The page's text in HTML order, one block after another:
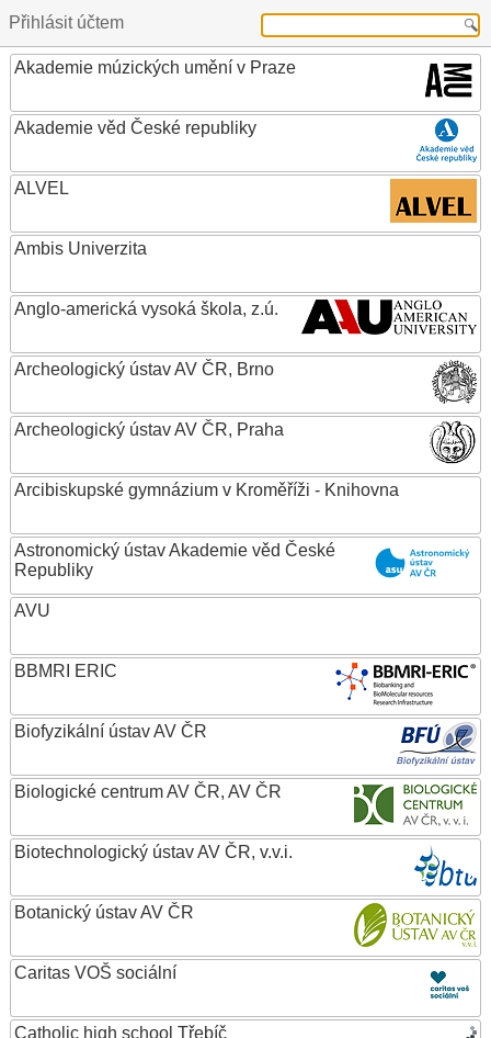
Přihlásit účtem
Akademie múzických umění v Praze
Akademie věd České republiky
ALVEL
Ambis Univerzita
Anglo-americká vysoká škola, z.ú.
Archeologický ústav AV ČR, Brno
Archeologický ústav AV ČR, Praha
Arcibiskupské gymnázium v Kroměříži - Knihovna
Astronomický ústav Akademie věd České
Republiky
AVU
BBMRI ERIC
Biofyzikální ústav AV ČR
Biologické centrum AV ČR, AV ČR
Biotechnologický ústav AV ČR, v.v.i.
Botanický ústav AV ČR
Caritas VOŠ sociální
Catholic high school Třebíč